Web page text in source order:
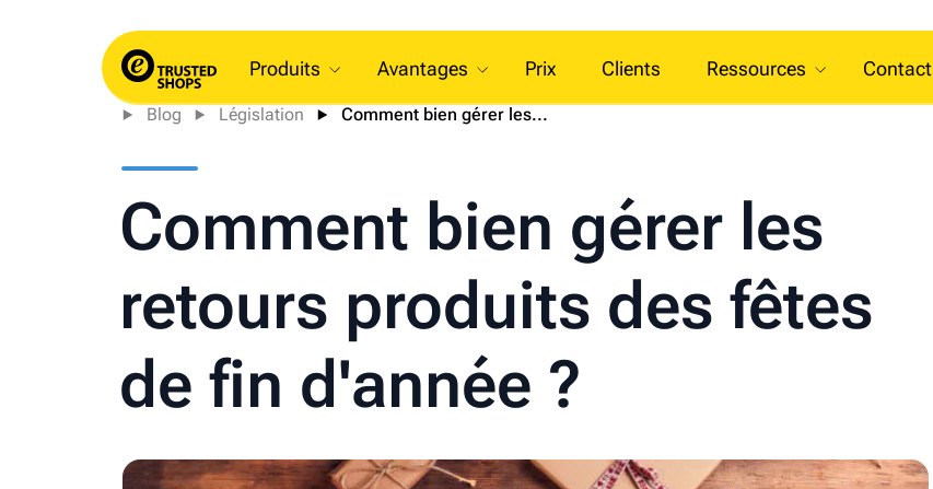
Produits Avantages Prix Clients Ressources Contact
Blog Législation Comment bien gérer les...
Comment bien gérer les
retours produits des fêtes
de fin d'année ?